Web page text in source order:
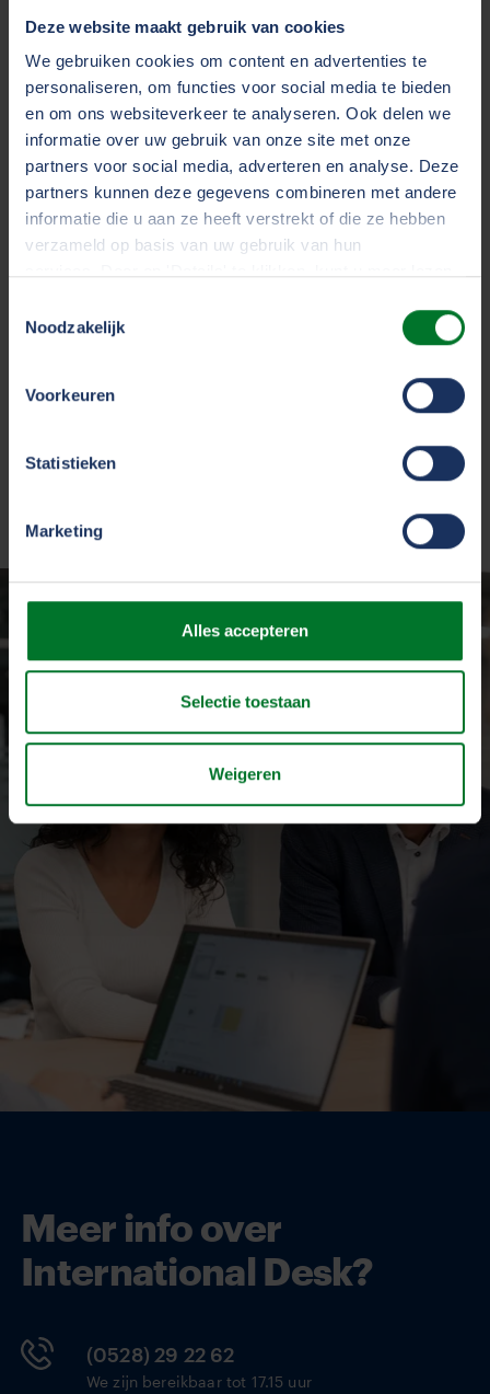
Deze website maakt gebruik van cookies
We gebruiken cookies om content en advertenties te
personaliseren, om functies voor social media te bieden
en om ons websiteverkeer te analyseren. Ook delen we
informatie over uw gebruik van onze site met onze
partners voor social media, adverteren en analyse. Deze
partners kunnen deze gegevens combineren met andere
informatie die u aan ze heeft verstrekt of die ze hebben
verzameld op basis van uw gebruik van hun
toestemming intrekken. Door op 'Alles accepteren' te
klikken, gaat u akkoord met het gebruik van alle cookies
We werken samen met
die uw gegevens
Noodzakelijk
Voorkeuren
Statistieken
Marketing
Alles accepteren
Selectie toestaan
Weigeren
deze samenwerking kunnen we onze leden een
Europees perspectief bieden. Samen met
onderzoeksbureau Panteia hebben we een
greenpaper gemaakt met veel kennis en verdieping
over de belangrijkste ontwikkelingen in de sector in
Europa.
Lees de greenpaper hier
Meer info over
International Desk?
(0528) 29 22 62
We zijn bereikbaar tot 17.15 uur